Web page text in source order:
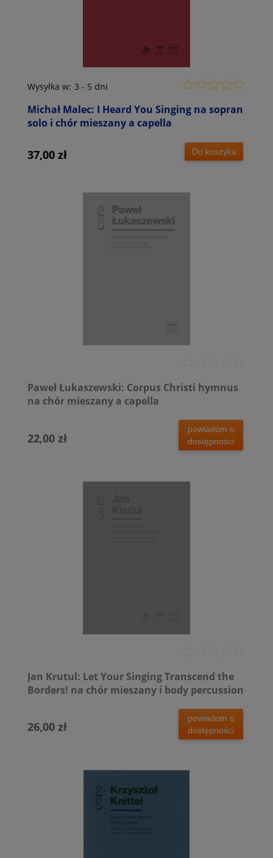
Michał Malec: I Heard You Singing na sopran
solo i chór mieszany a capella
Wysyłka w: 3 - 5 dni
37,00 zł Do koszyka
Paweł Łukaszewski: Corpus Christi hymnus
na chór mieszany a capella
22,00 zł
powiadom o
dostępności
Jan Krutul: Let Your Singing Transcend the
Borders! na chór mieszany i body percussion
26,00 zł
powiadom o
dostępności